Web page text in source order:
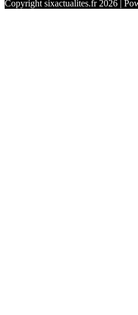
Copyright sixactualites.fr 2026 |